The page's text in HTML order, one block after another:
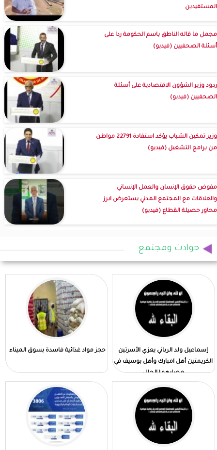
المستفيدين
مجمل ما قاله الناطق باسم الحكومة ردا على
أسئلة الصحفيين (فيديو)
ردود وزير الشؤون الاقتصادية على أسئلة
الصحفيين (فيديو)
وزير تمكين الشباب يؤكد استفادة 22791 مواطن
من برامج التشغيل (فيديو)
مفوض حقوق الإنسان والعمل الإنساني
والعلاقات مع المجتمع المدني يستعرض ابرز
محاور حصيلة القطاع (فيديو)
حوادث ومجتمع
إسماعيل ولد الرباني يعزي الأسرتين
الكريمتين أهل امبارك وأهل بوسيف في
مصابهما الجلل
حجز مواد غذائية فاسدة بسوق الميناء